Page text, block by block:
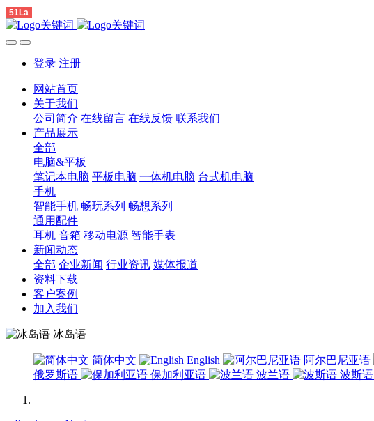
51La
登录 注册
网站首页
关于我们
公司简介 在线留言 在线反馈 联系我们
产品展示
全部
电脑&平板
笔记本电脑 平板电脑 一体机电脑 台式机电脑
手机
智能手机 畅玩系列 畅想系列
通用配件
耳机 音箱 移动电源 智能手表
新闻动态
全部 企业新闻 行业资讯 媒体报道
资料下载
客户案例
加入我们
冰岛语
简体中文 English 阿尔巴尼亚语
俄罗斯语
保加利亚语 波兰语 波斯语